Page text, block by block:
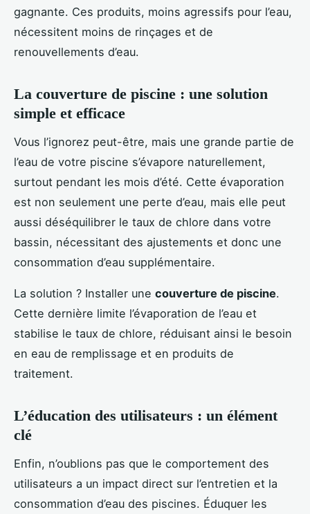
gagnante. Ces produits, moins agressifs pour l’eau,
nécessitent moins de rinçages et de
renouvellements d’eau.
La couverture de piscine : une solution
simple et efficace
Vous l’ignorez peut-être, mais une grande partie de
l’eau de votre piscine s’évapore naturellement,
surtout pendant les mois d’été. Cette évaporation
est non seulement une perte d’eau, mais elle peut
aussi déséquilibrer le taux de chlore dans votre
bassin, nécessitant des ajustements et donc une
consommation d’eau supplémentaire.
La solution ? Installer une couverture de piscine.
Cette dernière limite l’évaporation de l’eau et
stabilise le taux de chlore, réduisant ainsi le besoin
en eau de remplissage et en produits de
traitement.
L’éducation des utilisateurs : un élément
clé
Enfin, n’oublions pas que le comportement des
utilisateurs a un impact direct sur l’entretien et la
consommation d’eau des piscines. Éduquer les